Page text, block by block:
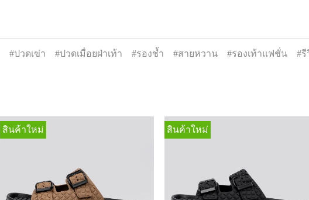
#ปวดเข่า #ปวดเมื่อยฝ่าเท้า #รองช้ำ #สายหวาน #รองเท้าแฟชั่น #รี
สินค้าใหม่ สินค้าใหม่